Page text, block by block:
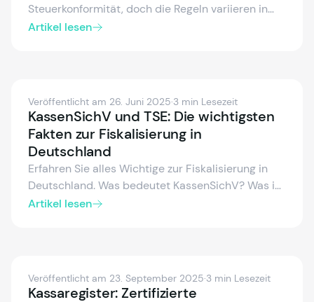
Steuerkonformität, doch die Regeln variieren in
Europa. Entdecken Sie die
Sie steuerkonform bleiben und Steuerprozesse
vereinfachen können.
Artikel lesen
Veröffentlicht am 26. Juni 2025·3 min Lesezeit
KassenSichV und TSE: Die wichtigsten
Fakten zur Fiskalisierung in
Deutschland
Erfahren Sie alles Wichtige zur Fiskalisierung in
Deutschland. Was bedeutet KassenSichV? Was ist
eine TSE und wozu dient die DSFinV-K? Was
Artikel lesen
Veröffentlicht am 23. September 2025·3 min Lesezeit
Kassaregister: Zertifizierte